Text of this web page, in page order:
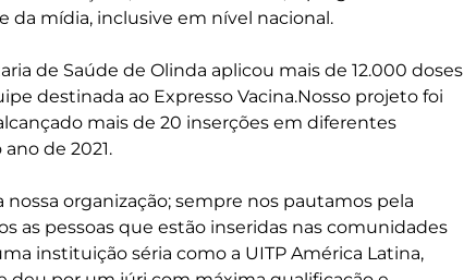
da mídia, inclusive em nível nacional.
de Saúde de Olinda aplicou mais de 12.000 doses
destinada ao Expresso Vacina.Nosso projeto foi
mais de 20 inserções em diferentes
de 2021.
nossa organização; sempre nos pautamos pela
as pessoas que estão inseridas nas comunidades
instituição séria como a UITP América Latina,